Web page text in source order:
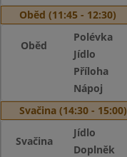
Oběd (11:45 - 12:30)
Oběd
Polévka
Jídlo
Příloha
Nápoj
Svačina (14:30 - 15:00)
Svačina
Jídlo
Doplněk